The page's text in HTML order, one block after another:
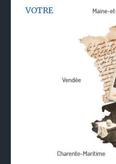
VOTRE